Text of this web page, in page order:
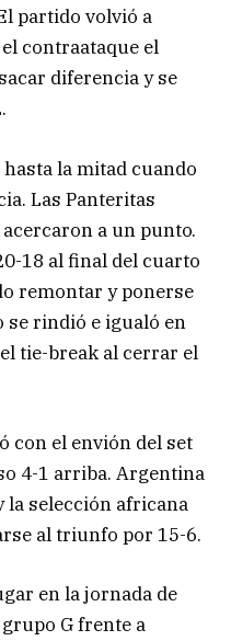
partido volvió a
contraataque el
diferencia y se
la mitad cuando
Las Panteritas
a un punto.
18 al final del cuarto
remontar y ponerse
se rindió e igualó en
tie-break al cerrar el
con el envión del set
4-1 arriba. Argentina
la selección africana
al triunfo por 15-6.
en la jornada de
G frente a